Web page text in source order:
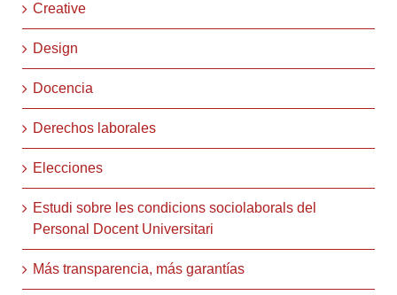
Creative
Design
Docencia
Derechos laborales
Elecciones
Estudi sobre les condicions sociolaborals del
Personal Docent Universitari
Más transparencia, más garantías